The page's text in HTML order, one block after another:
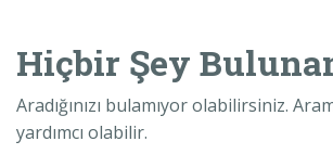
Hiçbir Şey
Aradığınızı bulamıyor olabilirsiniz.
yardımcı olabilir.